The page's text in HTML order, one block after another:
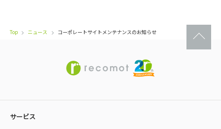
Top ニュース コーポレートサイトメンテナンスのお知らせ
サービス